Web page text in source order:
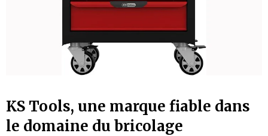
KS Tools, une marque fiable dans
le domaine du bricolage